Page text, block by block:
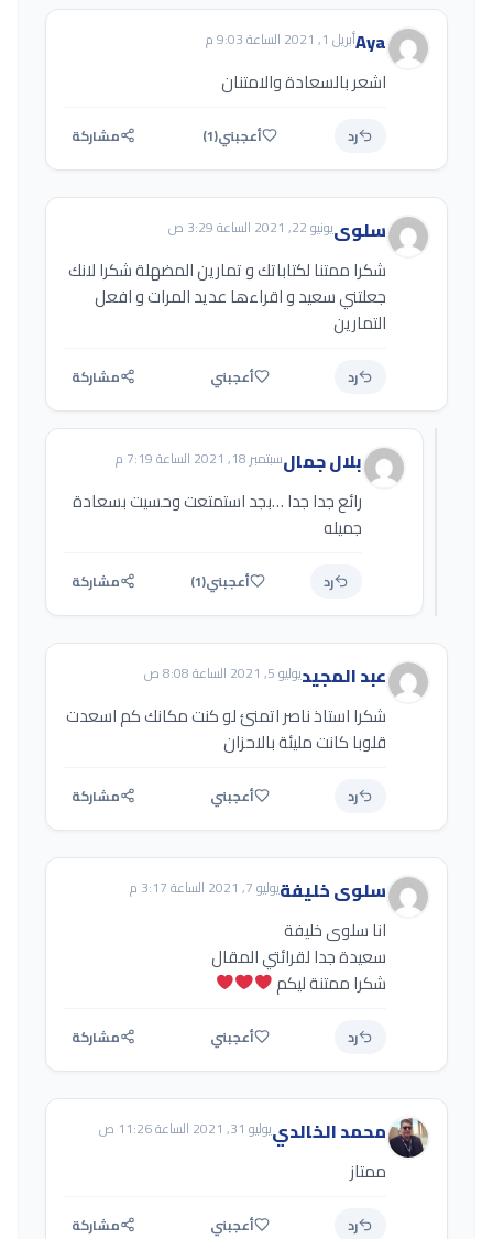
Ayaأبريل 1, 2021 الساعة 9:03 م
اشعر بالسعادة والامتنان
رد أعجبني(1) مشاركة
سلوىيونيو 22, 2021 الساعة 3:29 ص
شكرا ممتنا لكتاباتك و تمارين المضهلة شكرا لانك
جعلتني سعيد و اقراءها عديد المرات و افعل
التمارين
رد أعجبني مشاركة
بلال جمالسبتمبر 18, 2021 الساعة 7:19 م
رائع جدا جدا …بجد استمتعت وحسيت بسعادة
جميله
رد أعجبني(1) مشاركة
عبد المجيديوليو 5, 2021 الساعة 8:08 ص
شكرا استاذ ناصر اتمنئ لو كنت مكانك كم اسعدت
قلوبا كانت مليئة بالاحزان
رد أعجبني مشاركة
سلوى خليفةيوليو 7, 2021 الساعة 3:17 م
انا سلوى خليفة
سعيدة جدا لقرائتي المقال
شكرا ممتنة ليكم
رد أعجبني مشاركة
محمد الخالدييوليو 31, 2021 الساعة 11:26 ص
ممتاز
رد أعجبني مشاركة